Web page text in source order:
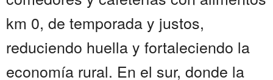
km 0, de temporada y justos,
reduciendo huella y fortaleciendo la
economía rural. En el sur, donde la